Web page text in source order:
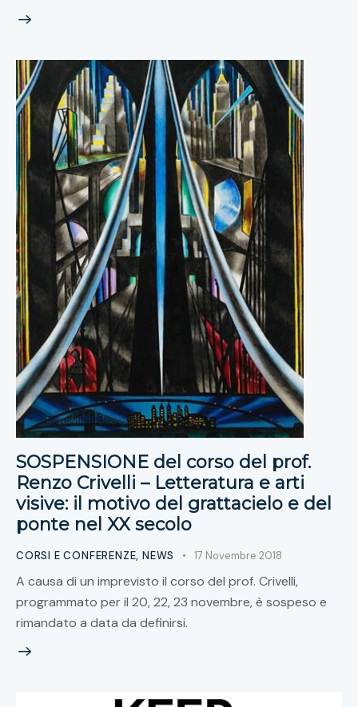
SOSPENSIONE del corso del prof.
Renzo Crivelli – Letteratura e arti
visive: il motivo del grattacielo e del
ponte nel XX secolo
CORSI E CONFERENZE,NEWS 17 Novembre 2018
A causa di un imprevisto il corso del prof. Crivelli,
programmato per il 20, 22, 23 novembre, è sospeso e
rimandato a data da definirsi.